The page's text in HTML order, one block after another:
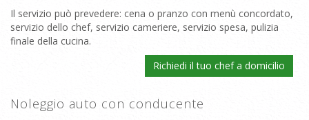
Il servizio può prevedere: cena o pranzo con menù concordato,
servizio dello chef, servizio cameriere, servizio spesa, pulizia
finale della cucina.
Richiedi il tuo chef a domicilio
Noleggio auto con conducente